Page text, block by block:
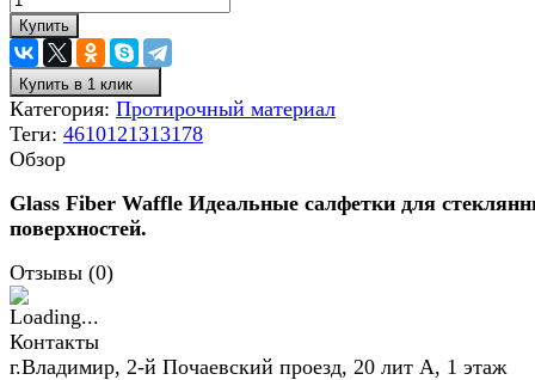
Купить
Купить в 1 клик
Категория: Протирочный материал
Теги: 4610121313178
Обзор
Glass Fiber Waffle Идеальные салфетки для
поверхностей.
Отзывы (0)
Контакты
г.Владимир, 2-й Почаевский проезд, 20 лит А, 1 этаж